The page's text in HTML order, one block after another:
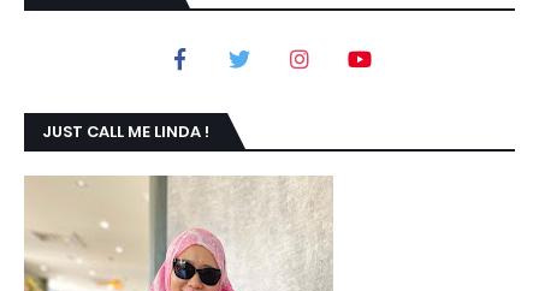
JUST CALL ME LINDA !